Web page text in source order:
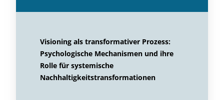
Visioning als transformativer Prozess:
Psychologische Mechanismen und ihre
Rolle für systemische
Nachhaltigkeitstransformationen